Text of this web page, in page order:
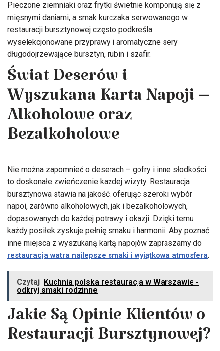
Pieczone ziemniaki oraz frytki świetnie komponują się z
mięsnymi daniami, a smak kurczaka serwowanego w
restauracji bursztynowej często podkreśla
wyselekcjonowane przyprawy i aromatyczne sery
długodojrzewające bursztyn, rubin i szafir.
Świat Deserów i
Wyszukana Karta Napoji –
Alkoholowe oraz
Bezalkoholowe
Nie można zapomnieć o deserach – gofry i inne słodkości
to doskonałe zwieńczenie każdej wizyty. Restauracja
bursztynowa stawia na jakość, oferując szeroki wybór
napoi, zarówno alkoholowych, jak i bezalkoholowych,
dopasowanych do każdej potrawy i okazji. Dzięki temu
każdy posiłek zyskuje pełnię smaku i harmonii. Aby poznać
inne miejsca z wyszukaną kartą napojów zapraszamy do
restauracja watra najlepsze smaki i wyjątkowa atmosfera.
Czytaj Kuchnia polska restauracja w Warszawie -
odkryj smaki rodzinne
Jakie Są Opinie Klientów o
Restauracji Bursztynowej?